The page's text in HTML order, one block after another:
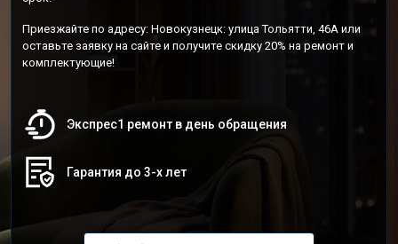
Приезжайте по адресу: Новокузнецк: улица Тольятти, 46А или
оставьте заявку на сайте и получите скидку 20% на ремонт и
комплектующие!
Экспрес1 ремонт в день обращения
Гарантия до 3-х лет